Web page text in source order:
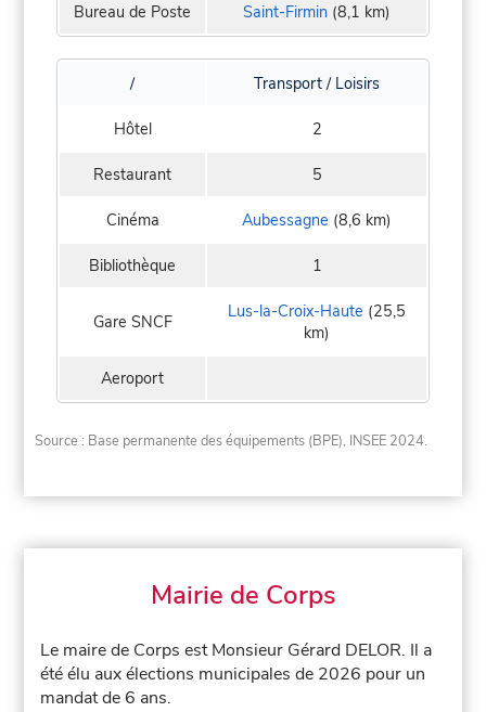
Bureau de Poste Saint-Firmin (8,1 km)
/ Transport / Loisirs
Hôtel 2
Restaurant 5
Cinéma Aubessagne (8,6 km)
Bibliothèque 1
Gare SNCF Lus-la-Croix-Haute (25,5
km)
Aeroport
Source : Base permanente des équipements (BPE), INSEE 2024.
Mairie de Corps
Le maire de Corps est Monsieur Gérard DELOR. Il a
été élu aux élections municipales de 2026 pour un
mandat de 6 ans.